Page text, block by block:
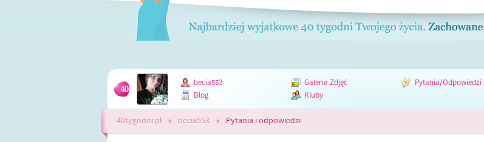
becia553 Galeria Zdjęć
Pytania/Odpowiedzi
Blog
Kluby
40tygodni.pl » becia553 » Pytania i odpowiedzi